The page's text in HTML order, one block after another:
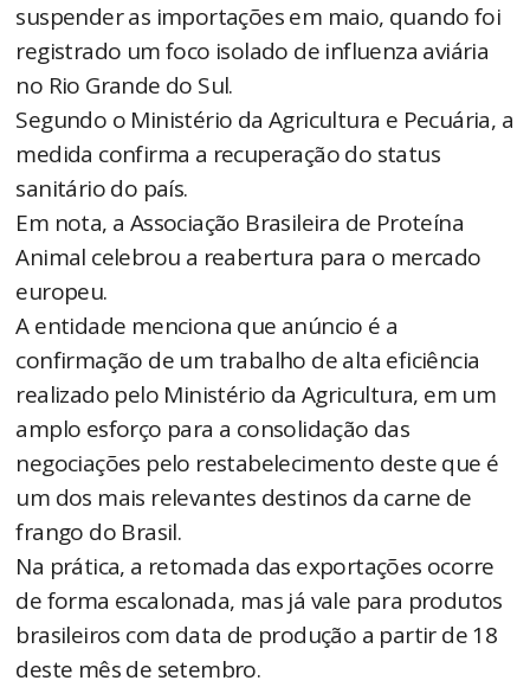
suspender as importações em maio, quando foi
registrado um foco isolado de influenza aviária
no Rio Grande do Sul.
Segundo o Ministério da Agricultura e Pecuária, a
medida confirma a recuperação do status
sanitário do país.
Em nota, a Associação Brasileira de Proteína
Animal celebrou a reabertura para o mercado
europeu.
A entidade menciona que anúncio é a
confirmação de um trabalho de alta eficiência
realizado pelo Ministério da Agricultura, em um
amplo esforço para a consolidação das
negociações pelo restabelecimento deste que é
um dos mais relevantes destinos da carne de
frango do Brasil.
Na prática, a retomada das exportações ocorre
de forma escalonada, mas já vale para produtos
brasileiros com data de produção a partir de 18
deste mês de setembro.